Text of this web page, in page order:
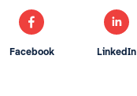
Facebook LinkedIn